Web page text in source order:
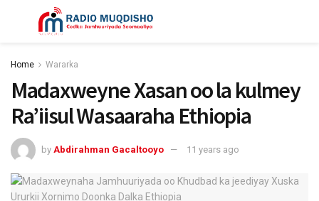
Home Wararka
Madaxweyne Xasan oo la kulmey
Ra’iisul Wasaaraha Ethiopia
by Abdirahman Gacaltooyo 11 years ago